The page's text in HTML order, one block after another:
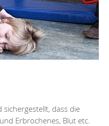
sichergestellt, dass die
Erbrochenes, Blut etc.